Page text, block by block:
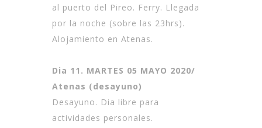
al puerto del Pireo. Ferry. Llegada
por la noche (sobre las 23hrs).
Alojamiento en Atenas.
Dia 11. MARTES 05 MAYO 2020/
Atenas (desayuno)
Desayuno. Dia libre para
actividades personales.